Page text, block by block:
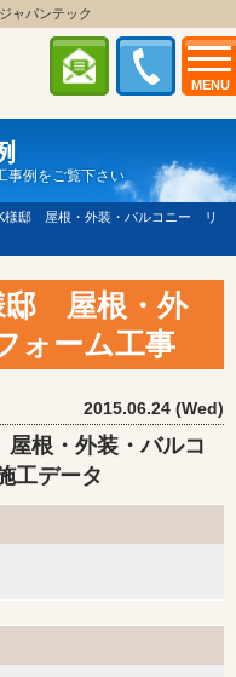
MENU
ャパンテック
事例をご覧下さい
邸 屋根・外装・バルコニー リ
邸 屋根・外
ォーム工事
2015.06.24 (Wed)
根・外装・バルコ
データ